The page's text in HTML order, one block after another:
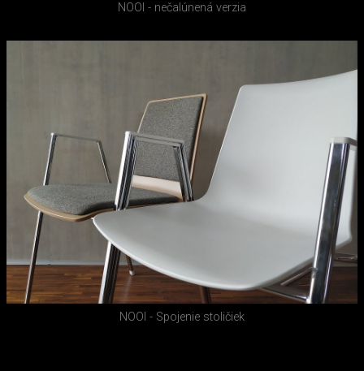
NOOI - nečalúnená verzia
NOOI - Spojenie stoličiek